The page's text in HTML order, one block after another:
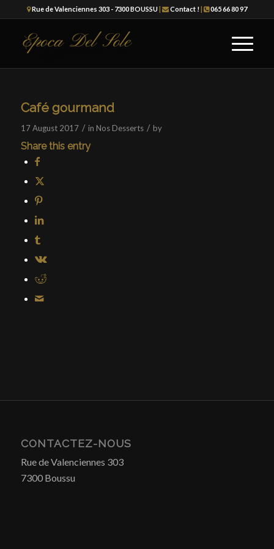
Rue de Valenciennes 303 - 7300 BOUSSU| Contact !| 065 66 80 97
Café gourmand
17 August 2017 / in Nos Desserts / by
Share this entry
CONTACTEZ-NOUS
Rue de Valenciennes 303
7300 Boussu